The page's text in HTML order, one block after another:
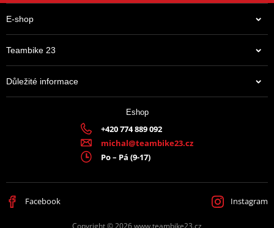
E-shop
Teambike 23
Důležité informace
Eshop
+420 774 889 092
michal@teambike23.cz
Po – Pá (9-17)
Facebook Instagram
Copyright © 2026 www.teambike23.cz